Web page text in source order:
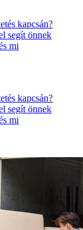
kapcsán?
segít önnek
mi
kapcsán?
segít önnek
mi